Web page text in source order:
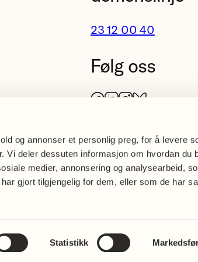
og annonser et personlig preg, for å levere
Vi deler dessuten informasjon om hvordan du
medier, annonsering og analysearbeid,
gjort tilgjengelig for dem, eller som de har
Statistikk
23 12 00 40
Følg oss
Facebook
LinkedIn
Instagram
Bluesky